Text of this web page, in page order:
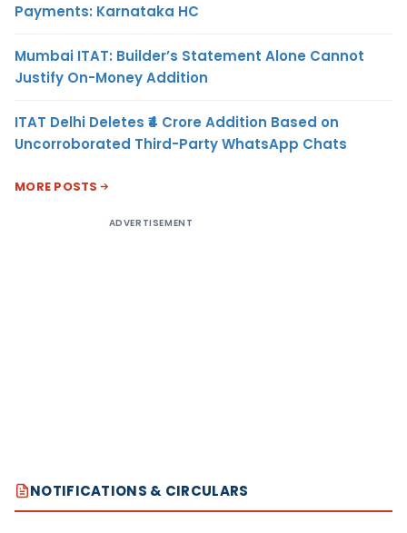
Payments: Karnataka HC
Mumbai ITAT: Builder’s Statement Alone Cannot
Justify On-Money Addition
ITAT Delhi Deletes ₹4 Crore Addition Based on
Uncorroborated Third-Party WhatsApp Chats
MORE POSTS
ADVERTISEMENT
NOTIFICATIONS & CIRCULARS